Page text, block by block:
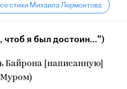
стихи Михаила Лермонтова
я был достоин...")
Байрона [написанную]
Муром)